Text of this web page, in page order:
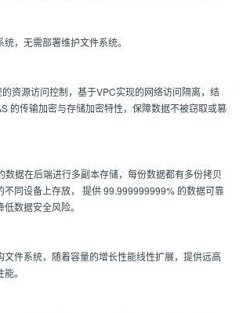
，无需部署维护文件系统。
资源访问控制，基于VPC实现的网络访问隔离，结
的传输加密与存储加密特性，保障数据不被窃取或篡
数据在后端进行多副本存储，每份数据都有多份拷贝
不同设备上存放， 提供 99.999999999% 的数据可靠
数据安全风险。
文件系统，随着容量的增长性能线性扩展，提供远高
。